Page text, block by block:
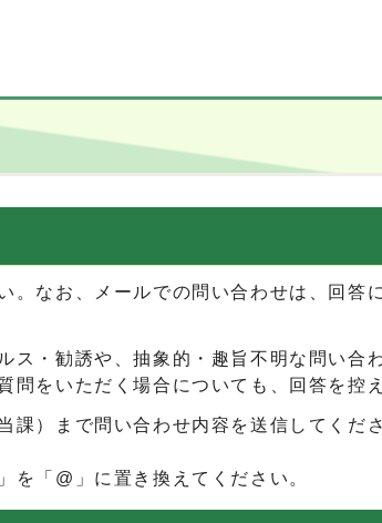
なお、メールでの問い合わせは、回答
・勧誘や、抽象的・趣旨不明な問い合
をいただく場合についても、回答を控
）まで問い合わせ内容を送信してくださ
「@」に置き換えてください。